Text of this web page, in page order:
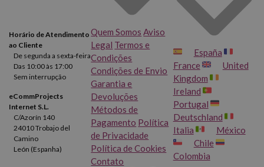
Horário de Atendimento
ao Cliente
De segunda a sexta-feira
Das 10:00 às 17:00
Sem interrupção
eCommProjects
Internet S.L.
C/Azorín 140
24010 Trobajo del
Camino
León (Espanha)
Quem Somos Aviso
Legal Termos e
Condições
Condições de Envio
Garantia e
Devoluções
Métodos de
Pagamento Política
de Privacidade
Política de Cookies
Contato
España
France
United
Kingdom
Ireland
Portugal
Deutschland
Italia
México
Chile
Colombia